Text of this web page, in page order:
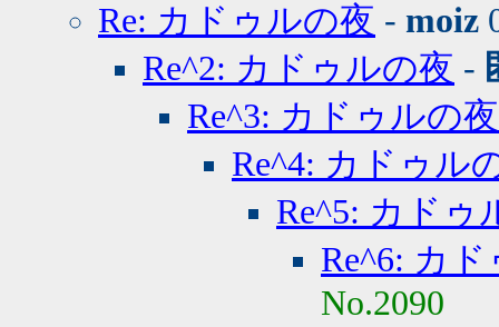
Re: カドゥルの夜 - moiz
Re^2: カドゥルの夜 -
Re^3: カドゥルの夜
Re^4: カドゥル
Re^5: カドゥ
Re^6: カ
No.2090